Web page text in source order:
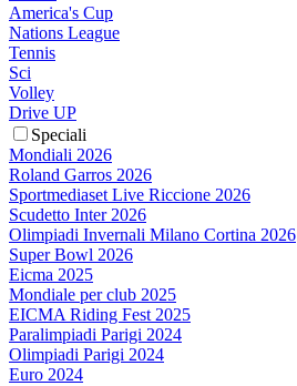
America's Cup
Nations League
Tennis
Sci
Volley
Drive UP
Speciali
Mondiali 2026
Roland Garros 2026
Sportmediaset Live Riccione 2026
Scudetto Inter 2026
Olimpiadi Invernali Milano Cortina 2026
Super Bowl 2026
Eicma 2025
Mondiale per club 2025
EICMA Riding Fest 2025
Paralimpiadi Parigi 2024
Olimpiadi Parigi 2024
Euro 2024